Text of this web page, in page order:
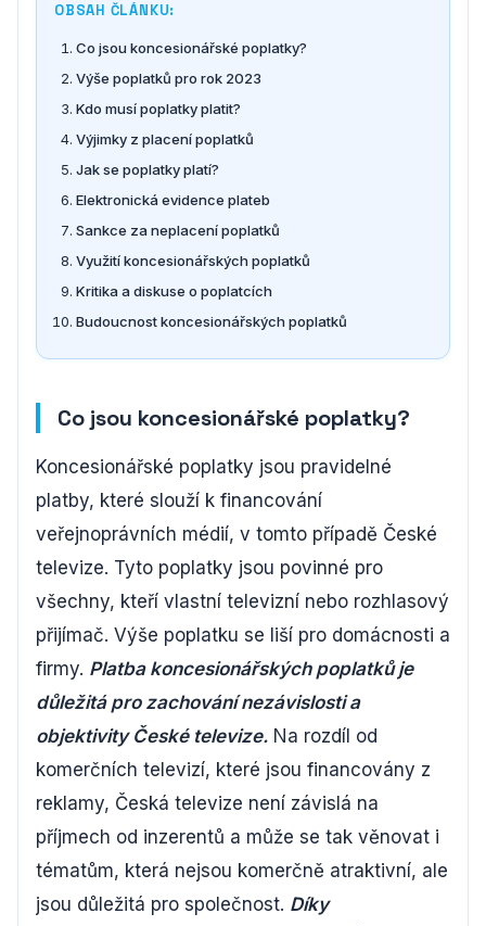
OBSAH ČLÁNKU:
Co jsou koncesionářské poplatky?
Výše poplatků pro rok 2023
Kdo musí poplatky platit?
Výjimky z placení poplatků
Jak se poplatky platí?
Elektronická evidence plateb
Sankce za neplacení poplatků
Využití koncesionářských poplatků
Kritika a diskuse o poplatcích
Budoucnost koncesionářských poplatků
Co jsou koncesionářské poplatky?
Koncesionářské poplatky jsou pravidelné
platby, které slouží k financování
veřejnoprávních médií, v tomto případě České
televize. Tyto poplatky jsou povinné pro
všechny, kteří vlastní televizní nebo rozhlasový
přijímač. Výše poplatku se liší pro domácnosti a
firmy. Platba koncesionářských poplatků je
důležitá pro zachování nezávislosti a
objektivity České televize. Na rozdíl od
komerčních televizí, které jsou financovány z
reklamy, Česká televize není závislá na
příjmech od inzerentů a může se tak věnovat i
tématům, která nejsou komerčně atraktivní, ale
jsou důležitá pro společnost. Díky